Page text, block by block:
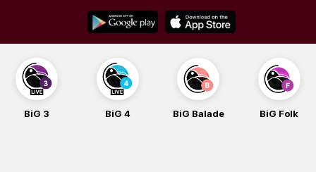
content
BiG 3 BiG 4 BiG Balade BiG Folk